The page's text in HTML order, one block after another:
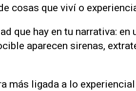
cosas que viví o
que hay en tu narrativa: en
aparecen sirenas,
más ligada a lo